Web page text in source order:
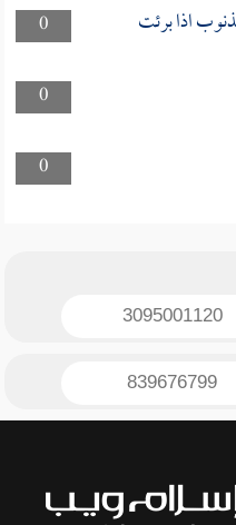
0
اذا برئت
0
0
3095001120
839676799